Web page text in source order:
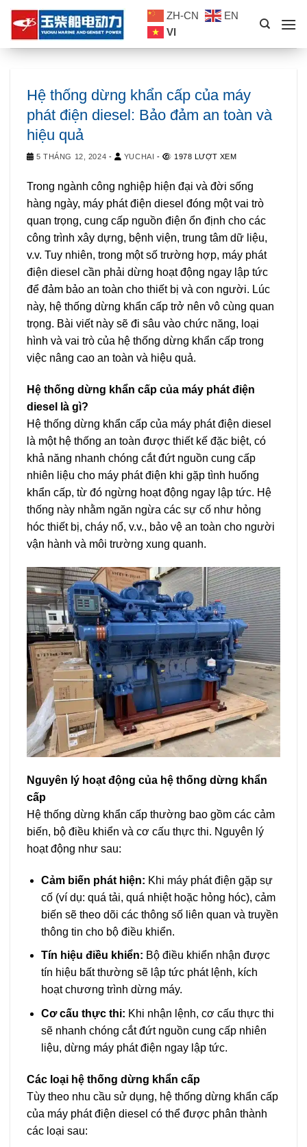
Skip
content
ZH-CN
EN
VI
Hệ thống dừng khẩn cấp của máy
phát điện diesel: Bảo đảm an toàn và
hiệu quả
5 THÁNG 12, 2024 - YUCHAI - 1978 LƯỢT XEM
Trong ngành công nghiệp hiện đại và đời sống
hàng ngày, máy phát điện diesel đóng một vai trò
quan trọng, cung cấp nguồn điện ổn định cho các
công trình xây dựng, bệnh viện, trung tâm dữ liệu,
v.v. Tuy nhiên, trong một số trường hợp, máy phát
điện diesel cần phải dừng hoạt động ngay lập tức
để đảm bảo an toàn cho thiết bị và con người. Lúc
này, hệ thống dừng khẩn cấp trở nên vô cùng quan
trọng. Bài viết này sẽ đi sâu vào chức năng, loại
hình và vai trò của hệ thống dừng khẩn cấp trong
việc nâng cao an toàn và hiệu quả.
Hệ thống dừng khẩn cấp của máy phát điện
diesel là gì?
Hệ thống dừng khẩn cấp của máy phát điện diesel
là một hệ thống an toàn được thiết kế đặc biệt, có
khả năng nhanh chóng cắt đứt nguồn cung cấp
nhiên liệu cho máy phát điện khi gặp tình huống
khẩn cấp, từ đó ngừng hoạt động ngay lập tức. Hệ
thống này nhằm ngăn ngừa các sự cố như hỏng
hóc thiết bị, cháy nổ, v.v., bảo vệ an toàn cho người
vận hành và môi trường xung quanh.
Nguyên lý hoạt động của hệ thống dừng khẩn
cấp
Hệ thống dừng khẩn cấp thường bao gồm các cảm
biến, bộ điều khiển và cơ cấu thực thi. Nguyên lý
hoạt động như sau:
Cảm biến phát hiện: Khi máy phát điện gặp sự
cố (ví dụ: quá tải, quá nhiệt hoặc hỏng hóc), cảm
biến sẽ theo dõi các thông số liên quan và truyền
thông tin cho bộ điều khiển.
Tín hiệu điều khiển: Bộ điều khiển nhận được
tín hiệu bất thường sẽ lập tức phát lệnh, kích
hoạt chương trình dừng máy.
Cơ cấu thực thi: Khi nhận lệnh, cơ cấu thực thi
sẽ nhanh chóng cắt đứt nguồn cung cấp nhiên
liệu, dừng máy phát điện ngay lập tức.
Các loại hệ thống dừng khẩn cấp
Tùy theo nhu cầu sử dụng, hệ thống dừng khẩn cấp
của máy phát điện diesel có thể được phân thành
các loại sau: